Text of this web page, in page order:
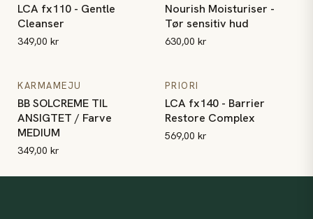
LCA fx110 - Gentle
Cleanser
349,00 kr
Nourish Moisturiser -
Tør sensitiv hud
630,00 kr
KARMAMEJU
BB SOLCREME TIL
ANSIGTET / Farve
MEDIUM
349,00 kr
PRIORI
LCA fx140 - Barrier
Restore Complex
569,00 kr